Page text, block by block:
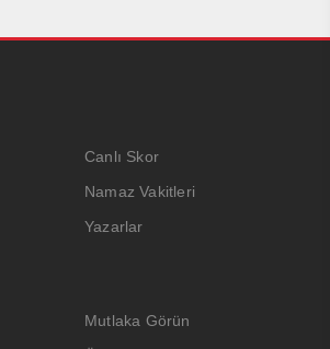
Canlı Skor
Namaz Vakitleri
Yazarlar
Mutlaka Görün